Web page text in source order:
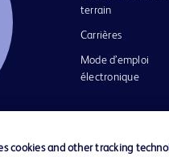
terrain
Carrières
Mode d’emploi
électronique
cookies and other tracking